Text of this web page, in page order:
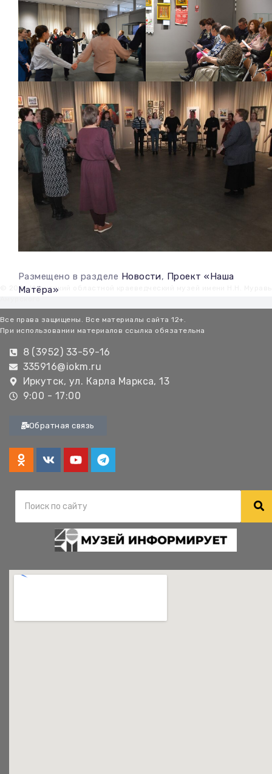
Размещено в разделе Новости, Проект «Наша
Матёра»
© 2026 Иркутский областной краеведческий музей имени Н.Н.
Все права защищены. Все материалы сайта 12+.
При использовании материалов ссылка обязательна
8 (3952) 33-59-16
335916@iokm.ru
Иркутск, ул. Карла Маркса, 13
9:00 - 17:00
Обратная связь